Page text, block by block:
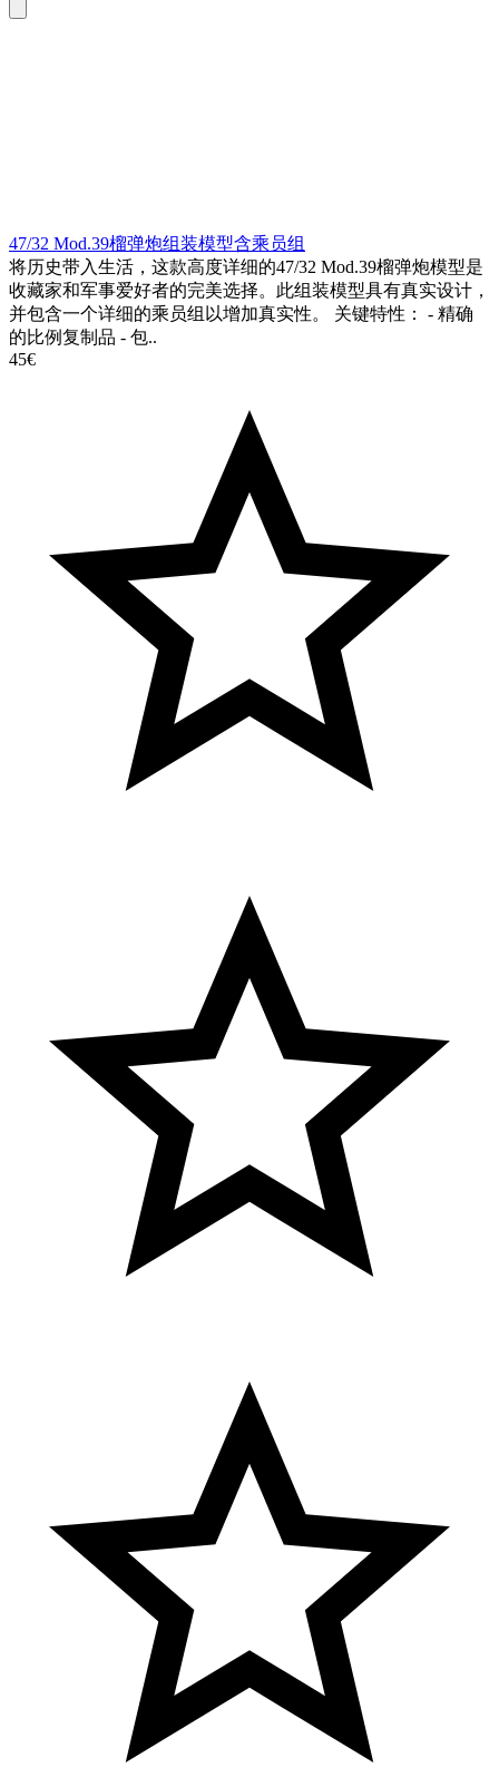
47/32 Mod.39榴弹炮组装模型含乘员组
将历史带入生活，这款高度详细的47/32 Mod.39榴弹炮模型是
收藏家和军事爱好者的完美选择。此组装模型具有真实设计，
并包含一个详细的乘员组以增加真实性。 关键特性： - 精确
的比例复制品 - 包..
45€